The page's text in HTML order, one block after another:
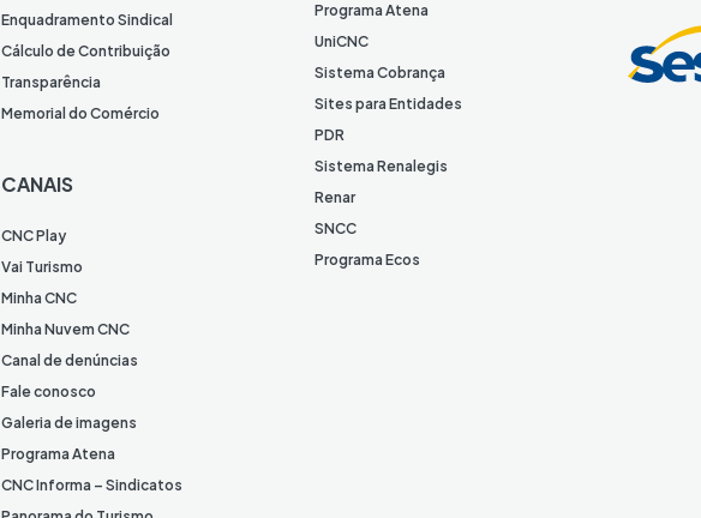
Enquadramento Sindical
Cálculo de Contribuição
Transparência
Memorial do Comércio
CANAIS
CNC Play
Vai Turismo
Minha CNC
Minha Nuvem CNC
Canal de denúncias
Fale conosco
Galeria de imagens
Programa Atena
CNC Informa – Sindicatos
Programa Atena
UniCNC
Sistema Cobrança
Sites para Entidades
PDR
Sistema Renalegis
Renar
SNCC
Programa Ecos
I
n